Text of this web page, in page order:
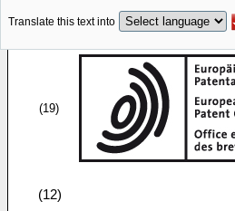
Translate this text into
(19)
(12)